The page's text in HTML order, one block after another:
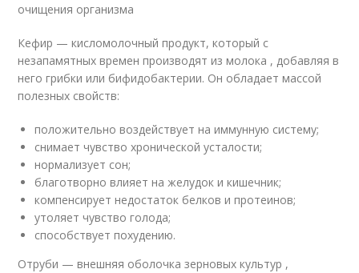
очищения организма
Кефир — кисломолочный продукт, который с
незапамятных времен производят из молока , добавляя в
него грибки или бифидобактерии. Он обладает массой
полезных свойств:
положительно воздействует на иммунную систему;
снимает чувство хронической усталости;
нормализует сон;
благотворно влияет на желудок и кишечник;
компенсирует недостаток белков и протеинов;
утоляет чувство голода;
способствует похудению.
Отруби — внешняя оболочка зерновых культур ,